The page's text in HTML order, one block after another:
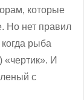
которые
Но нет правил
рыба
И
с